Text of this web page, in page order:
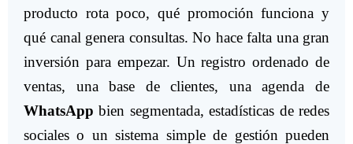
producto rota poco, qué promoción funciona y
qué canal genera consultas. No hace falta una gran
inversión para empezar. Un registro ordenado de
ventas, una base de clientes, una agenda de
WhatsApp bien segmentada, estadísticas de redes
sociales o un sistema simple de gestión pueden